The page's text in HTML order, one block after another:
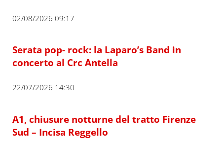
02/08/2026 09:17
Serata pop- rock: la Laparo’s Band in
concerto al Crc Antella
22/07/2026 14:30
A1, chiusure notturne del tratto Firenze
Sud – Incisa Reggello